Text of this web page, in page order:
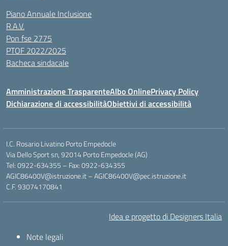
Piano Annuale Inclusione
R.A.V.
Pon fse 2775
PTOF 2022/2025
Bacheca sindacale
Amministrazione TrasparenteAlbo OnlinePrivacy Policy
Dichiarazione di accessibilitàObiettivi di accessibilità
I.C. Rosario Livatino Porto Empedocle
Via Dello Sport sn, 92014 Porto Empedocle (AG)
Tel: 0922-634355 – Fax: 0922-634355
AGIC86400V@istruzione.it–AGIC86400V@pec.istruzione.it
C.F. 93074170841
Idea e progetto di Designers Italia
Note legali